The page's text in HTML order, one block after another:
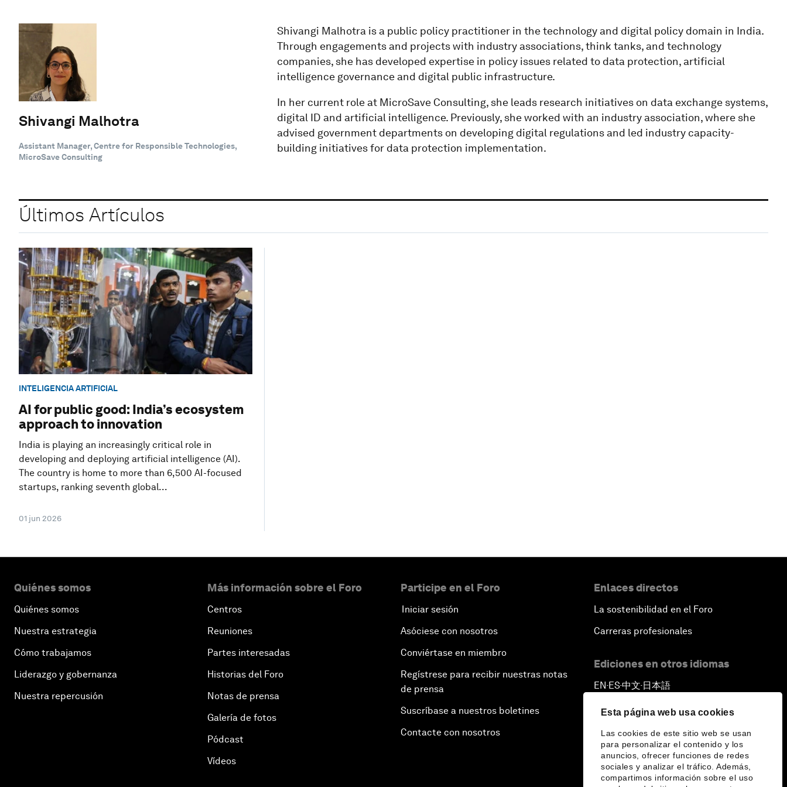
Esta página web usa cookies
Las cookies de este sitio web se usan
para personalizar el contenido y los
anuncios, ofrecer funciones de redes
sociales y analizar el tráfico. Además,
compartimos información sobre el uso
Shivangi Malhotra
Assistant Manager, Centre for Responsible Technologies,
MicroSave Consulting
Shivangi Malhotra is a public policy practitioner in the technology and digital policy domain in India.
Through engagements and projects with industry associations, think tanks, and technology
companies, she has developed expertise in policy issues related to data protection, artificial
intelligence governance and digital public infrastructure.
In her current role at MicroSave Consulting, she leads research initiatives on data exchange systems,
digital ID and artificial intelligence. Previously, she worked with an industry association, where she
advised government departments on developing digital regulations and led industry capacity-
building initiatives for data protection implementation.
Últimos Artículos
INTELIGENCIA ARTIFICIAL
AI for public good: India’s ecosystem
approach to innovation
India is playing an increasingly critical role in
developing and deploying artificial intelligence (AI).
The country is home to more than 6,500 AI-focused
startups, ranking seventh global...
01 jun 2026
Quiénes somos
Quiénes somos
Nuestra estrategia
Cómo trabajamos
Liderazgo y gobernanza
Nuestra repercusión
Más información sobre el Foro
Centros
Reuniones
Partes interesadas
Historias del Foro
Notas de prensa
Galería de fotos
Pódcast
Vídeos
Participe en el Foro
Iniciar sesión
Asóciese con nosotros
Conviértase en miembro
Regístrese para recibir nuestras notas
de prensa
Suscríbase a nuestros boletines
Contacte con nosotros
Enlaces directos
La sostenibilidad en el Foro
Carreras profesionales
Ediciones en otros idiomas
EN ▪ ES▪中文▪ 日本語